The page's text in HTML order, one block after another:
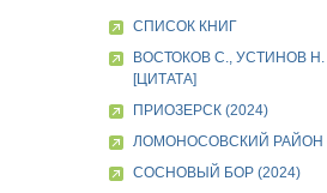
СПИСОК КНИГ
ВОСТОКОВ С., УСТИНОВ
[ЦИТАТА]
ПРИОЗЕРСК (2024)
ЛОМОНОСОВСКИЙ РАЙОН
СОСНОВЫЙ БОР (2024)